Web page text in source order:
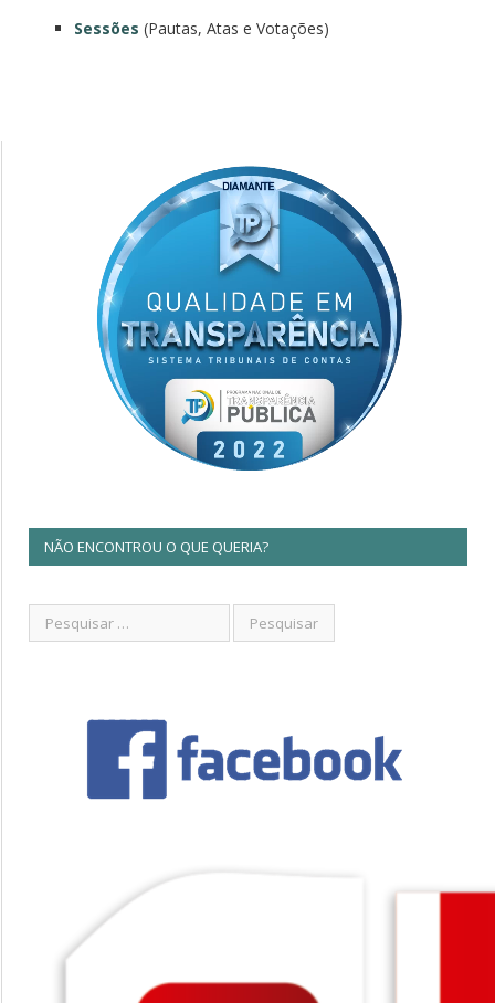
Sessões (Pautas, Atas e Votações)
NÃO ENCONTROU O QUE QUERIA?